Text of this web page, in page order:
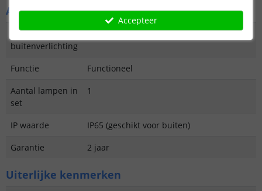
Algemene kenmerken
Type
buitenverlichting
Wandlamp
Functie
Functioneel
Aantal lampen in
set
1
IP waarde
IP65 (geschikt voor buiten)
Garantie
2 jaar
Uiterlijke kenmerken
Accepteer